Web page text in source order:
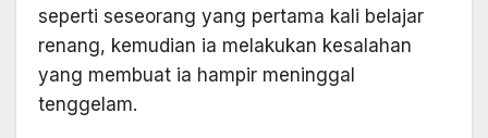
seperti seseorang yang pertama kali belajar
renang, kemudian ia melakukan kesalahan
yang membuat ia hampir meninggal
tenggelam.